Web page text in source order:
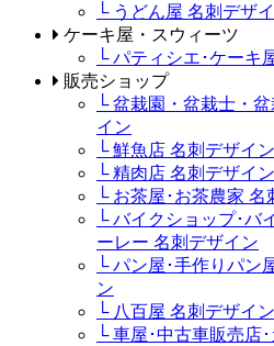
└ うどん屋 名刺デザ
ケーキ屋・スウィーツ
└ パティシエ･ケーキ
販売ショップ
└ 盆栽園・盆栽士・
イン
└ 鮮魚店 名刺デザイン
└ 精肉店 名刺デザイン
└ お茶屋･お茶農家 名
└ バイクショップ･バ
ーレー 名刺デザイン
└ パン屋･手作りパン
ン
└ 八百屋 名刺デザイン
└ 車屋･中古車販売店